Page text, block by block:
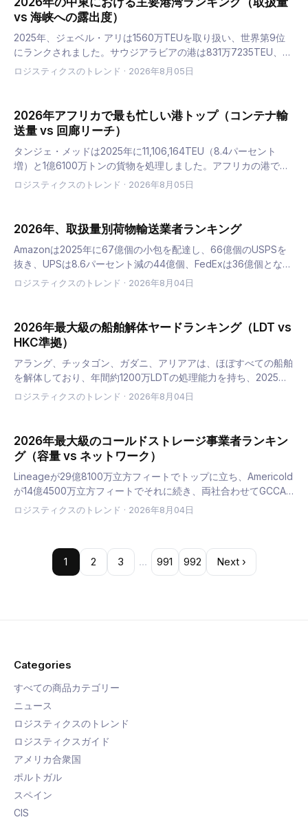
vs 海峡への露出度）
2025年、ジェベル・アリは1560万TEUを取り扱い、世界第9位
にランクされました。サウジアラビアの港は831万7235TEU、
ADポートは770万TEUを処理しました。2026年には、コンテナ
ロジスティクスのトレンド · 2026年8月05日
2026年アフリカで最も忙しい港トップ（コンテナ輸
送量 vs 回廊リーチ）
タンジェ・メッドは2025年に11,106,164TEU（8.4パーセント
増）と1億6100万トンの貨物を処理しました。アフリカの港でロ
イズ・リストのトップ100に入ったのはわずか4港で、ダーバン
ロジスティクスのトレンド · 2026年8月05日
2026年、取扱量別荷物輸送業者ランキング
Amazonは2025年に67億個の小包を配達し、66億個のUSPSを
抜き、UPSは8.6パーセント減の44億個、FedExは36億個となっ
た。かつての3大企業は現在、米国内小包の61パーセントを取り
ロジスティクスのトレンド · 2026年8月04日
2026年最大級の船舶解体ヤードランキング（LDT vs
HKC準拠）
アラング、チッタゴン、ガダニ、アリアアは、ほぼすべての船舶
を解体しており、年間約1200万LDTの処理能力を持ち、2025年
のトン数の85％が南アジアに向かいます。2025年6月26日に香
ロジスティクスのトレンド · 2026年8月04日
2026年最大級のコールドストレージ事業者ランキン
グ（容量 vs ネットワーク）
Lineageが29億8100万立方フィートでトップに立ち、Americold
が14億4500万立方フィートでそれに続き、両社合わせてGCCA
の2026年グローバルトップ25の58.1パーセントを占めていま
ロジスティクスのトレンド · 2026年8月04日
1 2 3 … 991 992 Next ›
Categories
すべての商品カテゴリー
ニュース
ロジスティクスのトレンド
ロジスティクスガイド
アメリカ合衆国
ポルトガル
スペイン
CIS